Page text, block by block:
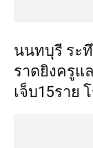
นนทบุรี ระ
ราดยิงครูแ
เจ็บ15ราย